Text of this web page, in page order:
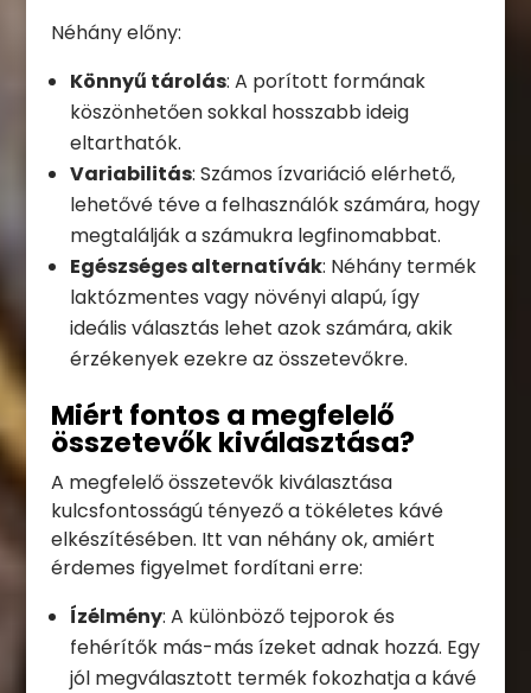
Néhány előny:
Könnyű tárolás: A porított formának
köszönhetően sokkal hosszabb ideig
eltarthatók.
Variabilitás: Számos ízvariáció elérhető,
lehetővé téve a felhasználók számára, hogy
megtalálják a számukra legfinomabbat.
Egészséges alternatívák: Néhány termék
laktózmentes vagy növényi alapú, így
ideális választás lehet azok számára, akik
érzékenyek ezekre az összetevőkre.
Miért fontos a megfelelő
összetevők kiválasztása?
A megfelelő összetevők kiválasztása
kulcsfontosságú tényező a tökéletes kávé
elkészítésében. Itt van néhány ok, amiért
érdemes figyelmet fordítani erre:
Ízélmény: A különböző tejporok és
fehérítők más-más ízeket adnak hozzá. Egy
jól megválasztott termék fokozhatja a kávé